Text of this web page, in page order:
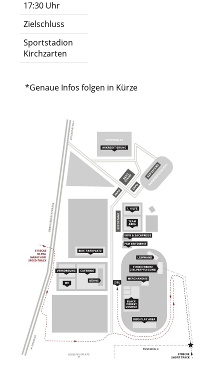
17:30 Uhr
Zielschluss
Sportstadion
Kirchzarten
*Genaue Infos folgen in Kürze